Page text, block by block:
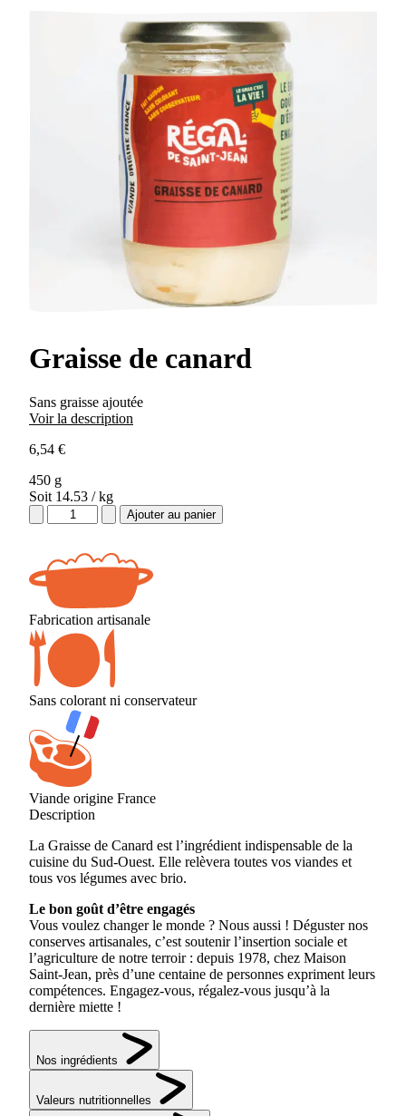
Graisse de canard
Sans graisse ajoutée
Voir la description
6,54 €
450 g
Soit 14.53 / kg
quantité
de
de
Ajouter au panier
Fabrication artisanale
Sans colorant ni conservateur
Viande origine France
Description
La Graisse de Canard est l’ingrédient indispensable de la
cuisine du Sud-Ouest. Elle relèvera toutes vos viandes et
tous vos légumes avec brio.
Le bon goût d’être engagés
Vous voulez changer le monde ? Nous aussi ! Déguster nos
conserves artisanales, c’est soutenir l’insertion sociale et
l’agriculture de notre terroir : depuis 1978, chez Maison
Saint-Jean, près d’une centaine de personnes expriment leurs
compétences. Engagez-vous, régalez-vous jusqu’à la
dernière miette !
Nos ingrédients
Valeurs nutritionnelles